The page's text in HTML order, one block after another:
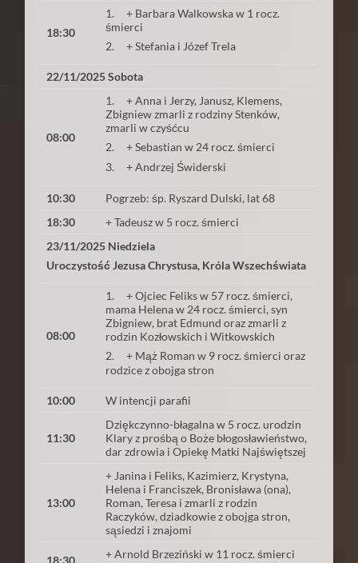
18:30
1. + Barbara Walkowska w 1 rocz.
śmierci
2. + Stefania i Józef Trela
22/11/2025 Sobota
08:00
1. + Anna i Jerzy, Janusz, Klemens,
Zbigniew zmarli z rodziny Stenków,
zmarli w czyśćcu
2. + Sebastian w 24 rocz. śmierci
3. + Andrzej Świderski
10:30
Pogrzeb: śp. Ryszard Dulski, lat 68
18:30
+ Tadeusz w 5 rocz. śmierci
23/11/2025 Niedziela
Uroczystość Jezusa Chrystusa, Króla Wszechświata
08:00
1. + Ojciec Feliks w 57 rocz. śmierci,
mama Helena w 24 rocz. śmierci, syn
Zbigniew, brat Edmund oraz zmarli z
rodzin Kozłowskich i Witkowskich
2. + Mąż Roman w 9 rocz. śmierci oraz
rodzice z obojga stron
10:00 W intencji parafii
11:30
Dziękczynno-błagalna w 5 rocz. urodzin
Klary z prośbą o Boże błogosławieństwo,
dar zdrowia i Opiekę Matki Najświętszej
13:00
+ Janina i Feliks, Kazimierz, Krystyna,
Helena i Franciszek, Bronisława (ona),
Roman, Teresa i zmarli z rodzin
Raczyków, dziadkowie z obojga stron,
sąsiedzi i znajomi
18:30
+ Arnold Brzeziński w 11 rocz. śmierci